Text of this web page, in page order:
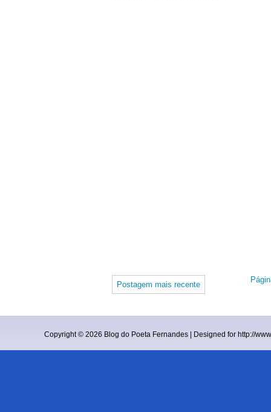
Postagem mais recente
Copyright © 2026 Blog do Poeta Fernandes | Designed for http://